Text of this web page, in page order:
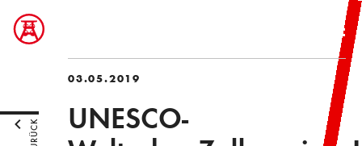
03.05.2019
UNESCO-
ZURÜCK